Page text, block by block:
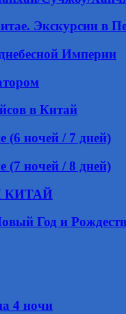
Экскурсии в
Империи
в Китай
(6 ночей / 7 дней)
(7 ночей / 8 дней)
КИТАЙ
Год и
4 ночи